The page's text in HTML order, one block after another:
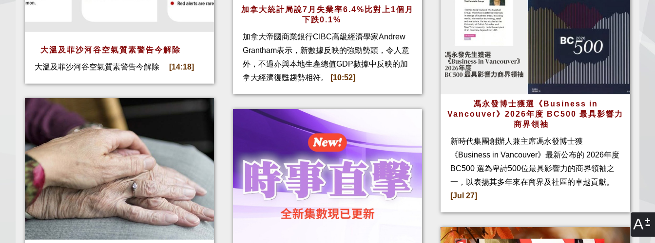
A
大溫及菲沙河谷空氣質素警告今解除
大溫及菲沙河谷空氣質素警告今解除 [14:18]
加拿大統計局說7月失業率6.4%比對上1個月
下跌0.1%
加拿大帝國商業銀行CIBC高級經濟學家Andrew
Grantham表示，新數據反映的強勁勢頭，令人意
外，不過亦與本地生產總值GDP數據中反映的加
拿大經濟復甦趨勢相符。
[10:52]
馮永發博士獲選《Business in
Vancouver》2026年度 BC500 最具影響力
商界領袖
新時代集團創辦人兼主席馮永發博士獲
《Business in Vancouver》最新公布的 2026年度
BC500 選為卑詩500位最具影響力的商界領袖之
一，以表揚其多年來在商界及社區的卓越貢獻。
[Jul 27]